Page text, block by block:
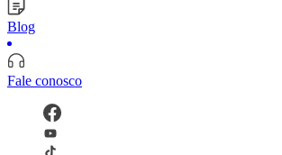
Blog
Fale conosco